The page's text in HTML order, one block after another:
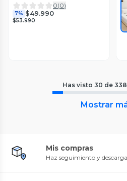
0(0)
7% $49.990
$53.990
Has visto 30 de 338
Mostrar
Mis compras
Haz seguimiento y